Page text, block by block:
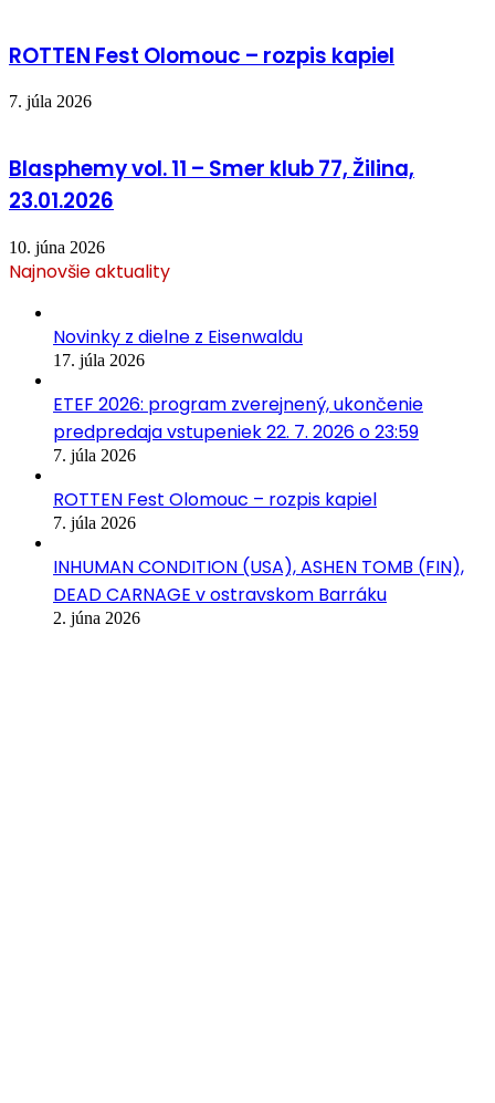
ROTTEN Fest Olomouc – rozpis kapiel
7. júla 2026
Blasphemy vol. 11 – Smer klub 77, Žilina,
23.01.2026
10. júna 2026
Najnovšie aktuality
Novinky z dielne z Eisenwaldu
17. júla 2026
ETEF 2026: program zverejnený, ukončenie
predpredaja vstupeniek 22. 7. 2026 o 23:59
7. júla 2026
ROTTEN Fest Olomouc – rozpis kapiel
7. júla 2026
INHUMAN CONDITION (USA), ASHEN TOMB (FIN),
DEAD CARNAGE v ostravskom Barráku
2. júna 2026